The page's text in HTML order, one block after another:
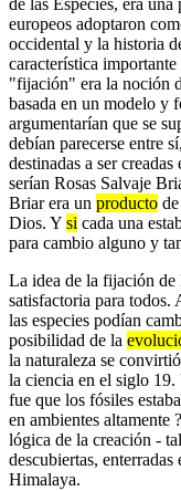
de las Especies, era
europeos adoptaron
occidental y la historia
característica
"fijación" era la noción
basada en un modelo y
argumentarían que se
debían parecerse entre
destinadas a ser
serían Rosas Salvaje
Briar era un producto
Dios. Y si cada una
para cambio alguno y
La idea de la fijación de
satisfactoria para todos.
las especies podían
posibilidad de la
la naturaleza se
la ciencia en el siglo 19.
fue que los fósiles
en ambientes altamente
lógica de la creación -
descubiertas,
Himalaya.